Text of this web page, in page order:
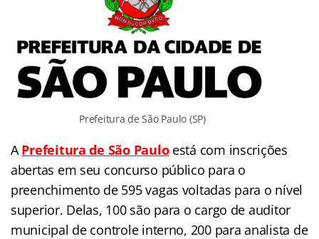
Prefeitura de São Paulo (SP)
APrefeitura de São Pauloestá com inscrições
abertas em seu concurso público para o
preenchimento de 595 vagas voltadas para o nível
superior. Delas, 100 são para o cargo de auditor
municipal de controle interno, 200 para analista de